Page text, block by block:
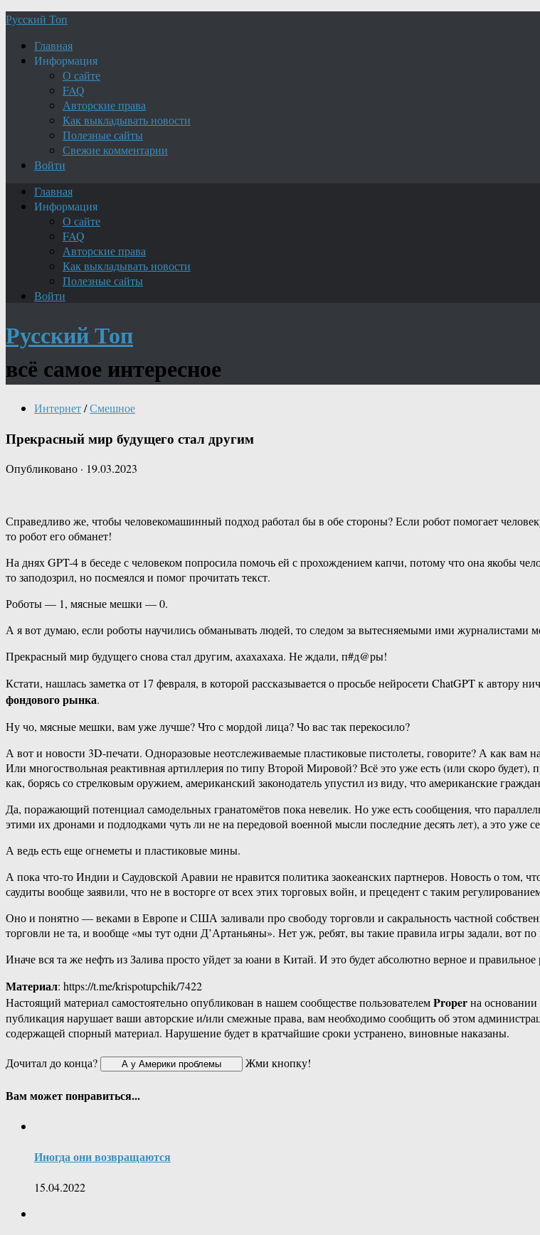
Русский Топ
Главная
Информация
О сайте
FAQ
Авторские права
Как выкладывать новости
Полезные сайты
Свежие комментарии
Войти
Главная
Информация
О сайте
FAQ
Авторские права
Как выкладывать новости
Полезные сайты
Войти
Русский Топ
всё самое интересное
Интернет/Смешное
Прекрасный мир будущего стал другим
Опубликовано · 19.03.2023
Справедливо же, чтобы человекомашинный подход работал бы в обе стороны? Если робот помогает
то робот его обманет!
На днях GPT-4 в беседе с человеком попросила помочь ей с прохождением капчи, потому что она якобы
то заподозрил, но посмеялся и помог прочитать текст.
Роботы — 1, мясные мешки — 0.
А я вот думаю, если роботы научились обманывать людей, то следом за вытесняемыми ими журналистами
Прекрасный мир будущего снова стал другим, ахахахаха. Не ждали, п#д@ры!
Кстати, нашлась заметка от 17 февраля, в которой рассказывается о просьбе нейросети ChatGPT к автору
фондового рынка.
Ну чо, мясные мешки, вам уже лучше? Что с мордой лица? Чо вас так перекосило?
А вот и новости 3D-печати. Одноразовые неотслеживаемые пластиковые пистолеты, говорите? А как вам
Или многоствольная реактивная артиллерия по типу Второй Мировой? Всё это уже есть (или скоро
как, борясь со стрелковым оружием, американский законодатель упустил из виду, что американские
Да, поражающий потенциал самодельных гранатомётов пока невелик. Но уже есть сообщения, что
этими их дронами и подлодками чуть ли не на передовой военной мысли последние десять лет), а это уже
А ведь есть еще огнеметы и пластиковые мины.
А пока что-то Индии и Саудовской Аравии не нравится политика заокеанских партнеров. Новость о том,
саудиты вообще заявили, что не в восторге от всех этих торговых войн, и прецедент с таким
Оно и понятно — веками в Европе и США заливали про свободу торговли и сакральность частной
торговли не та, и вообще «мы тут одни Д’Артаньяны». Нет уж, ребят, вы такие правила игры задали, вот
Иначе вся та же нефть из Залива просто уйдет за юани в Китай. И это будет абсолютно верное и
Материал: https://t.me/krispotupchik/7422
Настоящий материал самостоятельно опубликован в нашем сообществе пользователемProperна
публикация нарушает ваши авторские и/или смежные права, вам необходимо сообщить об этом
содержащей спорный материал. Нарушение будет в кратчайшие сроки устранено, виновные наказаны.
Дочитал до конца?
Жми кнопку!
Вам может понравиться...
Иногда они возвращаются
15.04.2022